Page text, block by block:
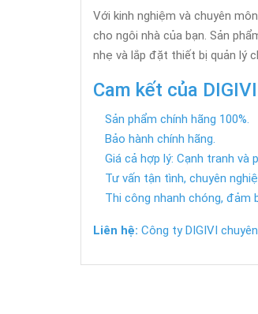
Với kinh nghiệm và chuyên
cho ngôi nhà của bạn. Sản
nhẹ và lắp đặt thiết bị quản lý
Cam kết của
Sản phẩm chính hãng 100%.
Bảo hành chính hãng.
Giá cả hợp lý: Cạnh tranh và
Tư vấn tận tình, chuyên
Thi công nhanh chóng, đảm
Liên hệ: Công ty DIGIVI